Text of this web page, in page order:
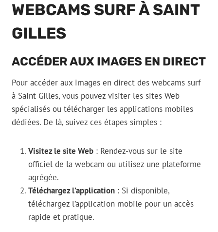
WEBCAMS SURF À SAINT
GILLES
ACCÉDER AUX IMAGES EN DIRECT
Pour accéder aux images en direct des webcams surf
à Saint Gilles, vous pouvez visiter les sites Web
spécialisés ou télécharger les applications mobiles
dédiées. De là, suivez ces étapes simples :
Visitez le site Web : Rendez-vous sur le site
officiel de la webcam ou utilisez une plateforme
agrégée.
Téléchargez l’application : Si disponible,
téléchargez l’application mobile pour un accès
rapide et pratique.